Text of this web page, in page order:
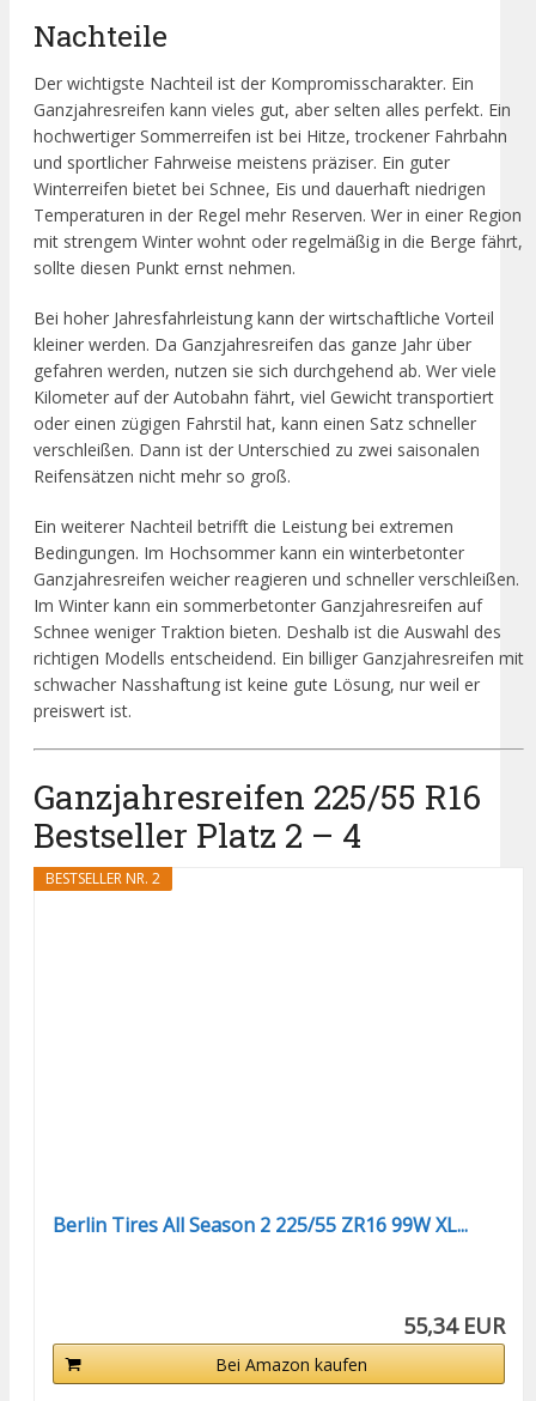
Nachteile
Der wichtigste Nachteil ist der Kompromisscharakter. Ein
Ganzjahresreifen kann vieles gut, aber selten alles perfekt. Ein
hochwertiger Sommerreifen ist bei Hitze, trockener Fahrbahn
und sportlicher Fahrweise meistens präziser. Ein guter
Winterreifen bietet bei Schnee, Eis und dauerhaft niedrigen
Temperaturen in der Regel mehr Reserven. Wer in einer Region
mit strengem Winter wohnt oder regelmäßig in die Berge fährt,
sollte diesen Punkt ernst nehmen.
Bei hoher Jahresfahrleistung kann der wirtschaftliche Vorteil
kleiner werden. Da Ganzjahresreifen das ganze Jahr über
gefahren werden, nutzen sie sich durchgehend ab. Wer viele
Kilometer auf der Autobahn fährt, viel Gewicht transportiert
oder einen zügigen Fahrstil hat, kann einen Satz schneller
verschleißen. Dann ist der Unterschied zu zwei saisonalen
Reifensätzen nicht mehr so groß.
Ein weiterer Nachteil betrifft die Leistung bei extremen
Bedingungen. Im Hochsommer kann ein winterbetonter
Ganzjahresreifen weicher reagieren und schneller verschleißen.
Im Winter kann ein sommerbetonter Ganzjahresreifen auf
Schnee weniger Traktion bieten. Deshalb ist die Auswahl des
richtigen Modells entscheidend. Ein billiger Ganzjahresreifen mit
schwacher Nasshaftung ist keine gute Lösung, nur weil er
preiswert ist.
Ganzjahresreifen 225/55 R16
Bestseller Platz 2 – 4
BESTSELLER NR. 2
Berlin Tires All Season 2 225/55 ZR16 99W XL...
55,34 EUR
Bei Amazon kaufen